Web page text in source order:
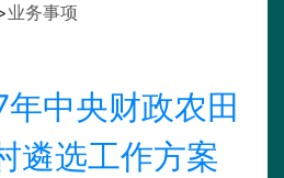
业务事项
中央财政农田
遴选工作方案